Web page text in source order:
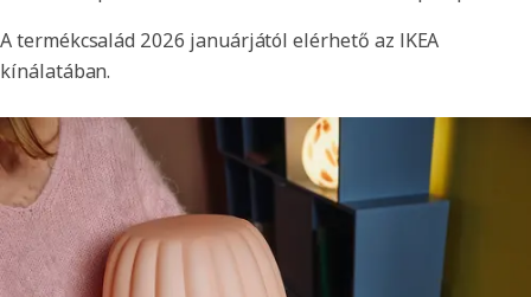
A termékcsalád 2026 januárjától elérhető az IKEA
kínálatában.